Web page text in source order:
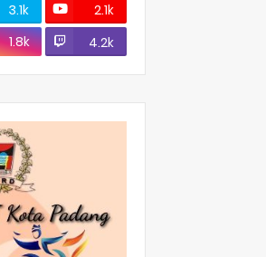
3.1k
2.1k
1.8k 4.2k